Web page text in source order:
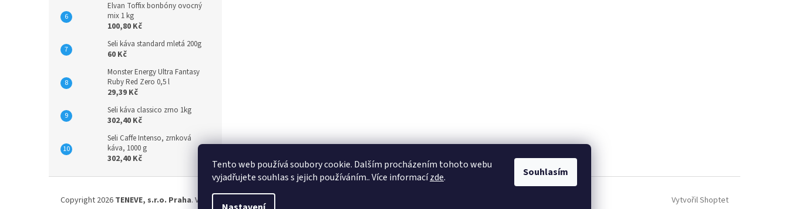
Tento web používá soubory cookie. Dalším procházením tohoto webu
vyjadřujete souhlas s jejich používáním.. Více informacízde. Souhlasím
Elvan Toffix bonbóny ovocný
mix 1 kg
100,80 Kč
Seli káva standard mletá 200g
60 Kč
Monster Energy Ultra Fantasy
Ruby Red Zero 0,5 l
29,39 Kč
Seli káva classico zrno 1kg
302,40 Kč
Seli Caffe Intenso, zrnková
káva, 1000 g
302,40 Kč
Vytvořil Shoptet
Copyright 2026 TENEVE, s.r.o. Praha. Všechna práva vyhrazena.